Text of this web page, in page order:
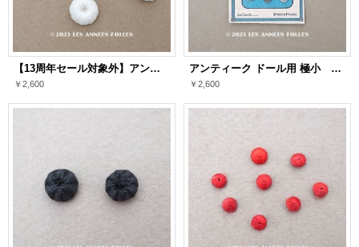
【13周年セール対象外】アンティーク 10mm シルク製 くるみボタン ホワイト 6ピースのセット
￥2,600
アンティーク ドール用 極小 5.5mm マザーオブパール製 ボタン シェルボタン 12ピース
￥2,600